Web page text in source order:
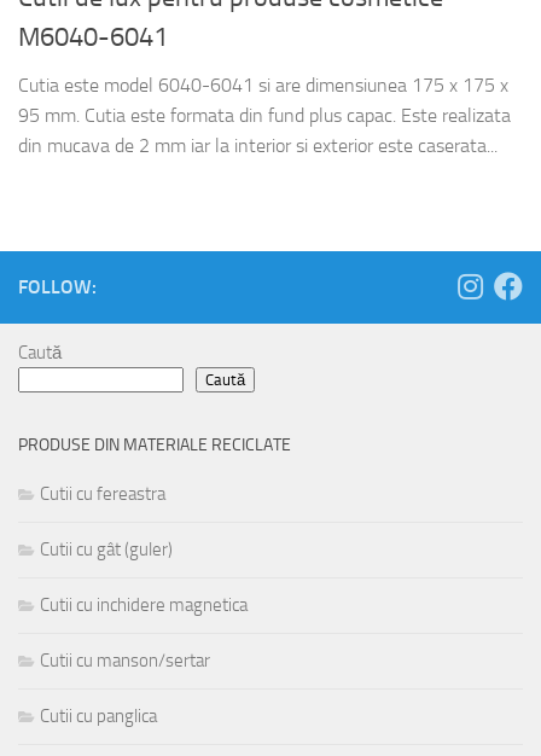
M6040-6041
Cutia este model 6040-6041 si are dimensiunea 175 x 175 x
95 mm. Cutia este formata din fund plus capac. Este realizata
din mucava de 2 mm iar la interior si exterior este caserata...
FOLLOW:
Caută
Caută
PRODUSE DIN MATERIALE RECICLATE
Cutii cu fereastra
Cutii cu gât (guler)
Cutii cu inchidere magnetica
Cutii cu manson/sertar
Cutii cu panglica